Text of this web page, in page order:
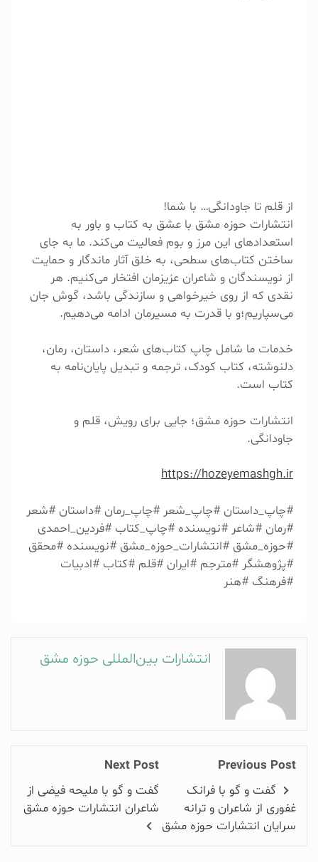
از قلم تا جاودانگی… با شما!
انتشارات حوزه مشق با عشق به کتاب و باور به
استعدادهای این مرز و بوم فعالیت می‌کند. ما به جای
ساختن کتاب‌های سطحی، به خلق آثار ماندگار و حمایت
از نویسندگان و شاعران عزیزمان افتخار می‌کنیم. هر
نقدی که از روی خیرخواهی و سازندگی باشد، گوش جان
می‌سپاریم؛و با قدرت به مسیرمان ادامه می‌دهیم.
خدمات ما شامل چاپ کتاب‌های شعر، داستان، رمان،
دلنوشته، کتاب کودک، ترجمه و تبدیل پایان‌نامه به
کتاب است.
انتشارات حوزه مشق؛ جایی برای رویش، قلم و
جاودانگی.
https://hozeyemashgh.ir
#چاپ_داستان #چاپ_شعر #چاپ_رمان #داستان #شعر
#رمان #شاعر #نویسنده #چاپ_کتاب #فردین_احمدی
#حوزه_مشق #انتشارات_حوزه_مشق #نویسنده #محقق
#پژوهشگر #مترجم #ایران #قلم #کتاب #ادبیات
#فرهنگ #هنر
انتشارات بین‌المللی حوزه مشق
Previous Post
گفت و گو با فرانک
غفوری از شاعران و ترانه
سرایان انتشارات حوزه مشق
Next Post
گفت و گو با ملیحه فیضی از
شاعران انتشارات حوزه مشق
شعر و دلنوشته
کمک درسی و علمی تخصصی
هنر
زبان
کودک و نوجوان
مذهبی و دینی
روانشناسی و انگیزشی
سایر
چرا چاپ کتاب در حال حاضر برای شما مهم است؟
تقویت رزومه و ارتقاء شغلی
اخذ بورسیه
شهرت و دسترسی به مخاطبین بیشتر
اعتبار و برندسازی شخصی
سایر
بین 150 تا 250 صفحه
بیشتر از 250 صفحه
ویراستاری
صفحه آرایی
طراحی جلد